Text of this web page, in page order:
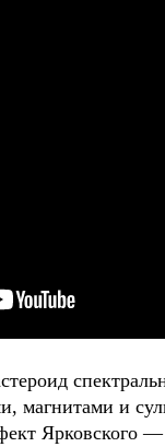
магнитами и
Ярковского